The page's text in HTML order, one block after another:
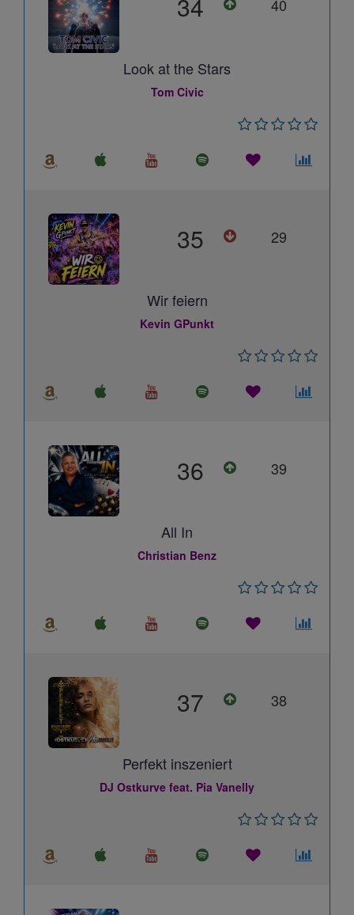
40
Look at the Stars
Tom Civic
35 29
Wir feiern
Kevin GPunkt
36 39
All In
Christian Benz
37 38
Perfekt inszeniert
DJ Ostkurve feat. Pia Vanelly